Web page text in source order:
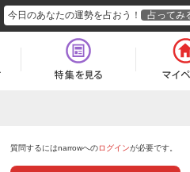
今日のあなたの運勢を占おう！ 占ってみ
質問するにはnarrowへのログインが必要です。